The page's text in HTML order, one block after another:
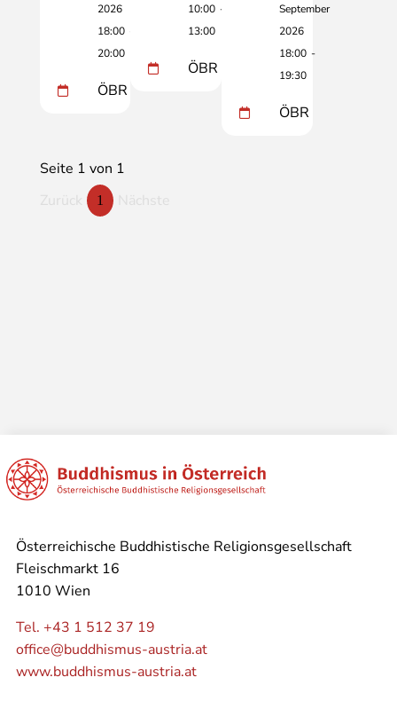
2026
18:00
20:00
ÖBR
10:00 -
13:00
ÖBR
September
2026
18:00 -
19:30
ÖBR
Seite 1 von 1
1
Österreichische Buddhistische Religionsgesellschaft
Fleischmarkt 16
1010 Wien
Tel. +43 1 512 37 19
office@buddhismus-austria.at
www.buddhismus-austria.at